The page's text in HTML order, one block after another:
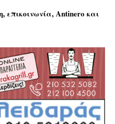
επικοινωνία, Antinero και